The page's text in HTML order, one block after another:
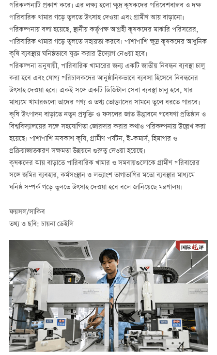
পরিকল্পনাটি প্রকাশ করে। এর লক্ষ্য হলো ক্ষুদ্র কৃষকদের পরিবেশবান্ধব ও দক্ষ
পারিবারিক খামার গড়ে তুলতে উৎসাহ দেওয়া এবং গ্রামীণ আয় বাড়ানো।
পরিকল্পনায় বলা হয়েছে, স্থানীয় কর্তৃপক্ষ আগ্রহী কৃষকদের মাঝারি পরিসরের,
পারিবারিক খামার গড়ে তুলতে সহায়তা করবে। পাশাপাশি ক্ষুদ্র কৃষকদের আধুনিক
কৃষি ব্যবস্থায় ঘনিষ্ঠভাবে যুক্ত করার উদ্যোগ নেওয়া হবে।
পরিকল্পনা অনুযায়ী, পারিবারিক খামারের জন্য একটি জাতীয় নিবন্ধন ব্যবস্থা চালু
করা হবে এবং যোগ্য পরিচালকদের আনুষ্ঠানিকভাবে ব্যবসা হিসেবে নিবন্ধনের
উৎসাহ দেওয়া হবে। একই সঙ্গে একটি ডিজিটাল সেবা ব্যবস্থা চালু হবে, যার
মাধ্যমে খামারগুলো তাদের পণ্য ও তথ্য ভোক্তাদের সামনে তুলে ধরতে পারবে।
কৃষি উৎপাদন বাড়াতে নতুন প্রযুক্তি ও ফসলের জাত উদ্ভাবনে গবেষণা প্রতিষ্ঠান ও
বিশ্ববিদ্যালয়ের সঙ্গে সহযোগিতা জোরদার করার কথাও পরিকল্পনায় উল্লেখ করা
হয়েছে। পাশাপাশি অবকাশ কৃষি, গ্রামীণ পর্যটন, ই-কমার্স, হিমাগার ও
প্রক্রিয়াজাতকরণ সক্ষমতা উন্নয়নে গুরুত্ব দেওয়া হয়েছে।
কৃষকদের আয় বাড়াতে পারিবারিক খামার ও সমবায়গুলোকে গ্রামীণ পরিবারের
সঙ্গে জমির ব্যবহার, কর্মসংস্থান ও লভ্যাংশ ভাগাভাগির মতো ব্যবস্থার মাধ্যমে
ঘনিষ্ঠ সম্পর্ক গড়ে তুলতে উৎসাহ দেওয়া হবে বলে জানিয়েছে মন্ত্রণালয়।
ফয়সল/সাকিব
তথ্য ও ছবি: চায়না ডেইলি